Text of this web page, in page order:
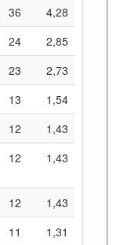
36
4,28
24
2,85
23
2,73
13
1,54
12
1,43
12 1,43
12
1,43
11
1,31